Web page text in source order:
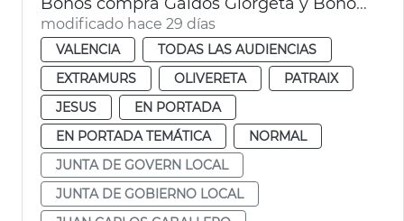
modificado hace 29 días
VALENCIA
TODAS LAS AUDIENCIAS
EXTRAMURS
OLIVERETA
PATRAIX
JESUS
EN PORTADA
EN PORTADA TEMÁTICA
NORMAL
JUNTA DE GOVERN LOCAL
JUNTA DE GOBIERNO LOCAL